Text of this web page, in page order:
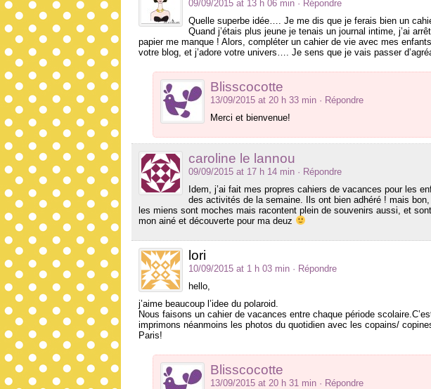
09/09/2015 at 13 h 06 min · Répondre
Quelle superbe idée…. Je me dis que je ferais bien un
Quand j’étais plus jeune je tenais un journal intime, j’ai
papier me manque ! Alors, compléter un cahier de vie avec mes
votre blog, et j’adore votre univers…. Je sens que je vais passer
Blisscocotte
13/09/2015 at 20 h 33 min · Répondre
Merci et bienvenue!
caroline le lannou
09/09/2015 at 17 h 14 min · Répondre
Idem, j’ai fait mes propres cahiers de vacances pour les
des activités de la semaine. Ils ont bien adhéré ! mais bon,
les miens sont moches mais racontent plein de souvenirs aussi, et
mon ainé et découverte pour ma deuz
lori
10/09/2015 at 1 h 03 min · Répondre
hello,
j’aime beaucoup l’idee du polaroid.
Nous faisons un cahier de vacances entre chaque période
imprimons néanmoins les photos du quotidien avec les copains/
Paris!
Blisscocotte
13/09/2015 at 20 h 31 min · Répondre